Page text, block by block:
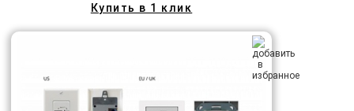
Купить в 1 клик